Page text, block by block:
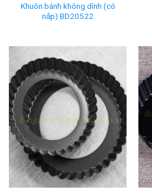
Khuôn bánh không dính (có
nắp) BD20522